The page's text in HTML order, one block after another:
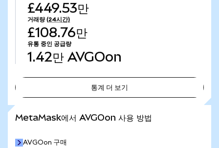
£449.53만
거래량 (24시간)
£108.76만
유통 중인 공급량
1.42만 AVGOon
통계 더 보기
MetaMask에서 AVGOon 사용 방법
AVGOon 구매